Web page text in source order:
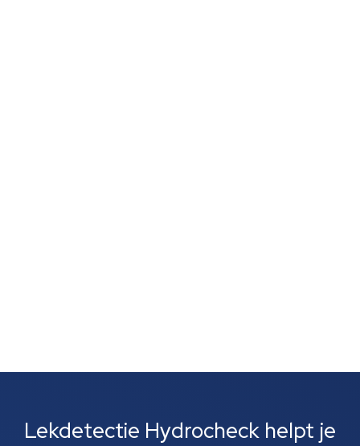
Lekdetectie Hydrocheck helpt je